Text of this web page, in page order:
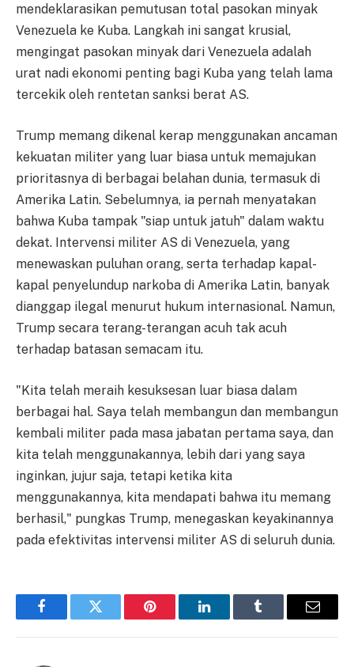
mendeklarasikan pemutusan total pasokan minyak
Venezuela ke Kuba. Langkah ini sangat krusial,
mengingat pasokan minyak dari Venezuela adalah
urat nadi ekonomi penting bagi Kuba yang telah lama
tercekik oleh rentetan sanksi berat AS.
Trump memang dikenal kerap menggunakan ancaman
kekuatan militer yang luar biasa untuk memajukan
prioritasnya di berbagai belahan dunia, termasuk di
Amerika Latin. Sebelumnya, ia pernah menyatakan
bahwa Kuba tampak "siap untuk jatuh" dalam waktu
dekat. Intervensi militer AS di Venezuela, yang
menewaskan puluhan orang, serta terhadap kapal-
kapal penyelundup narkoba di Amerika Latin, banyak
dianggap ilegal menurut hukum internasional. Namun,
Trump secara terang-terangan acuh tak acuh
terhadap batasan semacam itu.
"Kita telah meraih kesuksesan luar biasa dalam
berbagai hal. Saya telah membangun dan membangun
kembali militer pada masa jabatan pertama saya, dan
kita telah menggunakannya, lebih dari yang saya
inginkan, jujur saja, tetapi ketika kita
menggunakannya, kita mendapati bahwa itu memang
berhasil," pungkas Trump, menegaskan keyakinannya
pada efektivitas intervensi militer AS di seluruh dunia.
FacebookTwitter Pinterest LinkedInTumblr Email